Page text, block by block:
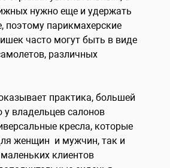
нужно еще и удержать
поэтому парикмахерские
часто могут быть в виде
различных
практика, большей
у владельцев салонов
кресла, которые
женщин и мужчин, так и
клиентов